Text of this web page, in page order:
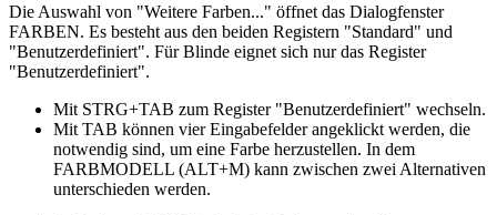
Die Auswahl von "Weitere Farben..." öffnet das Dialogfenster
FARBEN. Es besteht aus den beiden Registern "Standard" und
"Benutzerdefiniert". Für Blinde eignet sich nur das Register
"Benutzerdefiniert".
Mit STRG+TAB zum Register "Benutzerdefiniert" wechseln.
Mit TAB können vier Eingabefelder angeklickt werden, die
notwendig sind, um eine Farbe herzustellen. In dem
FARBMODELL (ALT+M) kann zwischen zwei Alternativen
unterschieden werden.